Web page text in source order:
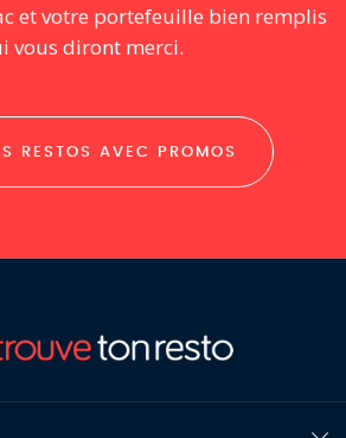
et votre portefeuille bien remplis
vous diront merci.
RESTOS AVEC PROMOS